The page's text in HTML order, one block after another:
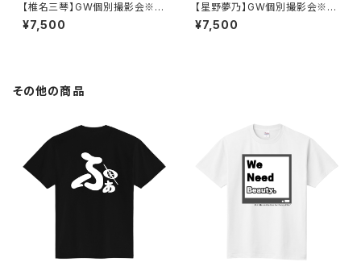
【椎名三琴】GW個別撮影会※先
着順
¥7,500
【星野夢乃】GW個別撮影会※先
着順
¥7,500
その他の商品